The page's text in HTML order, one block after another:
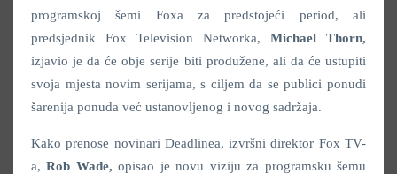
programskoj šemi Foxa za predstojeći period, ali
predsjednik Fox Television Networka, Michael Thorn,
izjavio je da će obje serije biti produžene, ali da će ustupiti
svoja mjesta novim serijama, s ciljem da se publici ponudi
šarenija ponuda već ustanovljenog i novog sadržaja.
Kako prenose novinari Deadlinea, izvršni direktor Fox TV-
a,Rob Wade,opisao je novu viziju za programsku šemu